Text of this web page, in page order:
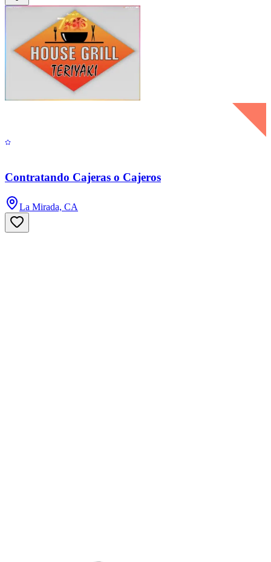
Contratando Cajeras o Cajeros
La Mirada, CA